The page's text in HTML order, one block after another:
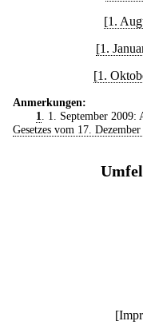
[1.
[1.
[1.
Anmerkungen:
1
. 1. September
Gesetzes vom 17.
[